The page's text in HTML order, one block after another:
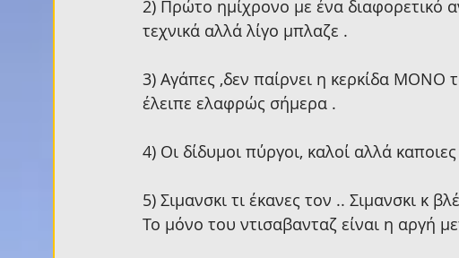
2) Πρώτο ημίχρονο με ένα διαφορετικό
τεχνικά αλλά λίγο μπλαζε .
3) Αγάπες ,δεν παίρνει η κερκίδα ΜΟΝΟ
έλειπε ελαφρώς σήμερα .
4) Οι δίδυμοι πύργοι, καλοί αλλά
5) Σιμανσκι τι έκανες τον .. Σιμανσκι κ
Το μόνο του ντισαβανταζ είναι η αργή